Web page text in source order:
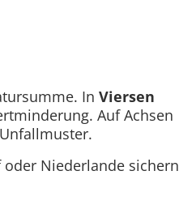
In Viersen
Auf Achsen
Niederlande sichern